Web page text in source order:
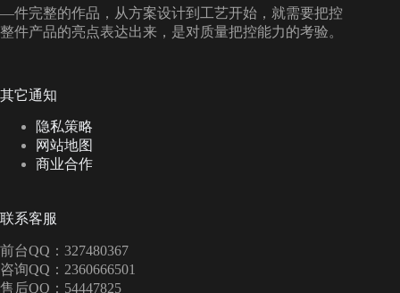
—件完整的作品，从方案设计到工艺开始，就需要把控
整件产品的亮点表达出来，是对质量把控能力的考验。
其它通知
隐私策略
网站地图
商业合作
联系客服
前台QQ：327480367
咨询QQ：2360666501
售后QQ：54447825